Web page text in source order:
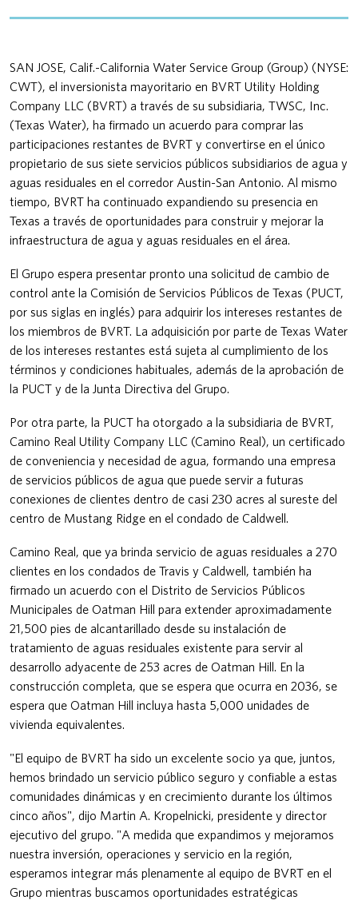
SAN JOSE, Calif.-California Water Service Group (Group) (NYSE:
CWT), el inversionista mayoritario en BVRT Utility Holding
Company LLC (BVRT) a través de su subsidiaria, TWSC, Inc.
(Texas Water), ha firmado un acuerdo para comprar las
participaciones restantes de BVRT y convertirse en el único
propietario de sus siete servicios públicos subsidiarios de agua y
aguas residuales en el corredor Austin-San Antonio. Al mismo
tiempo, BVRT ha continuado expandiendo su presencia en
Texas a través de oportunidades para construir y mejorar la
infraestructura de agua y aguas residuales en el área.
El Grupo espera presentar pronto una solicitud de cambio de
control ante la Comisión de Servicios Públicos de Texas (PUCT,
por sus siglas en inglés) para adquirir los intereses restantes de
los miembros de BVRT. La adquisición por parte de Texas Water
de los intereses restantes está sujeta al cumplimiento de los
términos y condiciones habituales, además de la aprobación de
la PUCT y de la Junta Directiva del Grupo.
Por otra parte, la PUCT ha otorgado a la subsidiaria de BVRT,
Camino Real Utility Company LLC (Camino Real), un certificado
de conveniencia y necesidad de agua, formando una empresa
de servicios públicos de agua que puede servir a futuras
conexiones de clientes dentro de casi 230 acres al sureste del
centro de Mustang Ridge en el condado de Caldwell.
Camino Real, que ya brinda servicio de aguas residuales a 270
clientes en los condados de Travis y Caldwell, también ha
firmado un acuerdo con el Distrito de Servicios Públicos
Municipales de Oatman Hill para extender aproximadamente
21,500 pies de alcantarillado desde su instalación de
tratamiento de aguas residuales existente para servir al
desarrollo adyacente de 253 acres de Oatman Hill. En la
construcción completa, que se espera que ocurra en 2036, se
espera que Oatman Hill incluya hasta 5,000 unidades de
vivienda equivalentes.
"El equipo de BVRT ha sido un excelente socio ya que, juntos,
hemos brindado un servicio público seguro y confiable a estas
comunidades dinámicas y en crecimiento durante los últimos
cinco años", dijo Martin A. Kropelnicki, presidente y director
ejecutivo del grupo. "A medida que expandimos y mejoramos
nuestra inversión, operaciones y servicio en la región,
esperamos integrar más plenamente al equipo de BVRT en el
Grupo mientras buscamos oportunidades estratégicas